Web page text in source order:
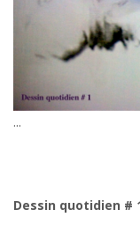
Dessin quotidien #